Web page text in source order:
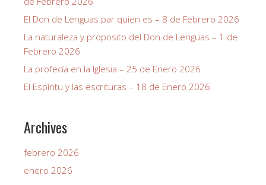
El Don de Lenguas par quien es – 8 de Febrero 2026
La naturaleza y proposito del Don de Lenguas – 1 de
Febrero 2026
La profecía en la Iglesia – 25 de Enero 2026
El Espíritu y las escrituras – 18 de Enero 2026
Archives
febrero 2026
enero 2026